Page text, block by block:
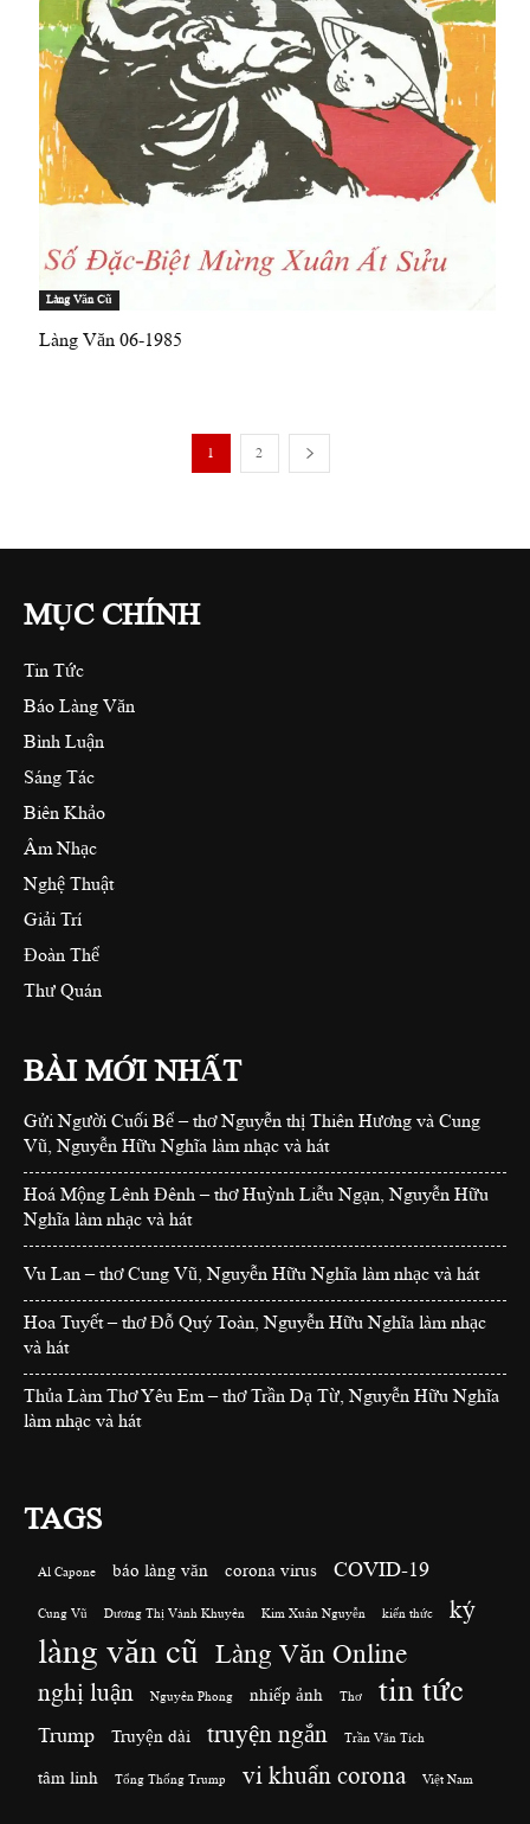
Làng Văn Cũ
Làng Văn 06-1985
1 2
MỤC CHÍNH
Tin Tức
Báo Làng Văn
Bình Luận
Sáng Tác
Biên Khảo
Âm Nhạc
Nghệ Thuật
Giải Trí
Đoàn Thể
Thư Quán
BÀI MỚI NHẤT
Gửi Người Cuối Bể – thơ Nguyễn thị Thiên Hương và Cung
Vũ, Nguyễn Hữu Nghĩa làm nhạc và hát
Hoá Mộng Lênh Đênh – thơ Huỳnh Liễu Ngạn, Nguyễn Hữu
Nghĩa làm nhạc và hát
Vu Lan – thơ Cung Vũ, Nguyễn Hữu Nghĩa làm nhạc và hát
Hoa Tuyết – thơ Đỗ Quý Toàn, Nguyễn Hữu Nghĩa làm nhạc
và hát
Thủa Làm Thơ Yêu Em – thơ Trần Dạ Từ, Nguyễn Hữu Nghĩa
làm nhạc và hát
TAGS
Al Capone báo làng văn corona virus COVID-19
Cung Vũ Dương Thị Vành Khuyên Kim Xuân Nguyễn kiến thức ký
làng văn cũ Làng Văn Online
nghị luận Nguyên Phong nhiếp ảnh Thơ tin tức
Trump Truyện dài truyện ngắn Trần Văn Tích
tâm linh Tổng Thống Trump vi khuẩn corona Việt Nam